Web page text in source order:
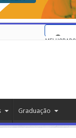
Graduação